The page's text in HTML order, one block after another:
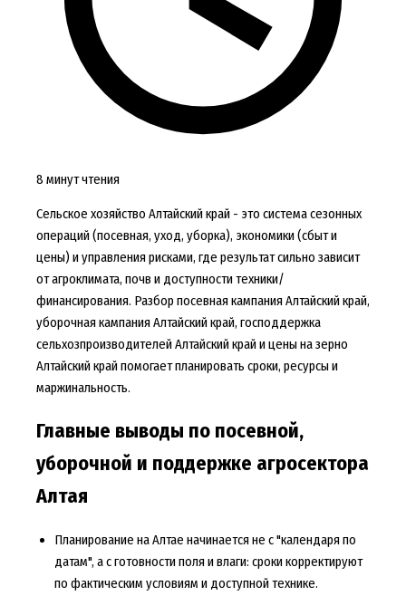
8 минут чтения
Сельское хозяйство Алтайский край - это система сезонных
операций (посевная, уход, уборка), экономики (сбыт и
цены) и управления рисками, где результат сильно зависит
от агроклимата, почв и доступности техники/
финансирования. Разбор посевная кампания Алтайский край,
уборочная кампания Алтайский край, господдержка
сельхозпроизводителей Алтайский край и цены на зерно
Алтайский край помогает планировать сроки, ресурсы и
маржинальность.
Главные выводы по посевной,
уборочной и поддержке агросектора
Алтая
Планирование на Алтае начинается не с "календаря по
датам", а с готовности поля и влаги: сроки корректируют
по фактическим условиям и доступной технике.